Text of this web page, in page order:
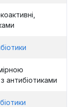
антибіотиками